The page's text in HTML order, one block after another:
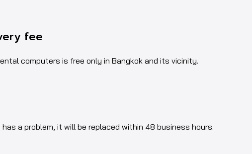
fee
computers is free only in Bangkok and its vicinity.
a problem, it will be replaced within 48 business hours.